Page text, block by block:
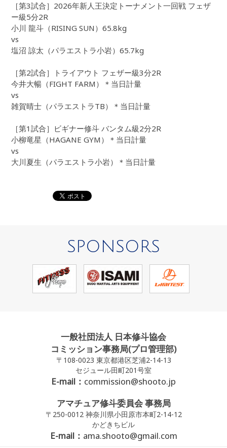
［第3試合］2026年新人王決定トーナメント一回戦 フェザ
ー級5分2R
小川 龍斗（RISING SUN）65.8kg
vs
塩沼 諒太（パラエストラ小岩）65.7kg
［第2試合］トライアウト フェザー級3分2R
今井大暢（FIGHT FARM）＊当日計量
vs
雑賀晴士（パラエストラTB）＊当日計量
［第1試合］ビギナー修斗 バンタム級2分2R
小柳竜星（HAGANE GYM）＊当日計量
vs
大川夏生（パラエストラ小岩）＊当日計量
SPONSORS
一般社団法人 日本修斗協会
コミッション事務局(プロ管理部)
〒108-0023 東京都港区芝浦2-14-13
セジュール田町201号室
E-mail： commission@shooto.jp
アマチュア修斗委員会 事務局
〒250-0012 神奈川県小田原市本町2-14-12
かどきちビル
E-mail： ama.shooto@gmail.com